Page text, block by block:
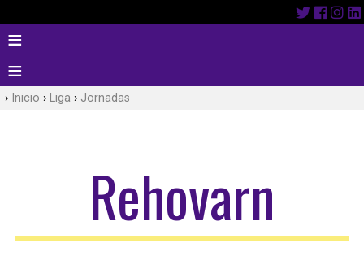
Inicio Liga Jornadas
Rehovarn